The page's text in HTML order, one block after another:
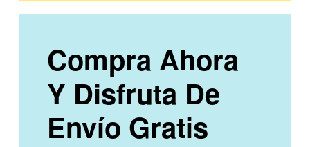
Compra Ahora
Y Disfruta De
Envío Gratis